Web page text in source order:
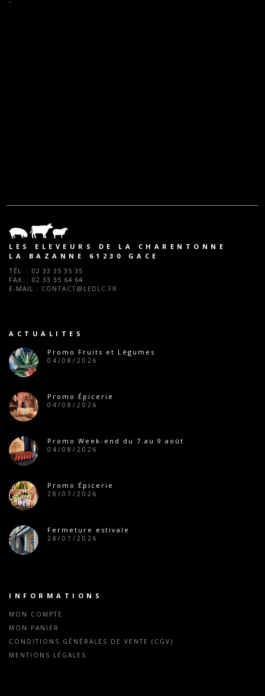
LES ELEVEURS DE LA CHARENTONNE
LA BAZANNE 61230 GACE
TÉL. : 02 33 35 35 35
FAX. : 02 33 35 64 64
E-MAIL : CONTACT@LEDLC.FR
ACTUALITES
Promo Fruits et Légumes
04/08/2026
Promo Épicerie
04/08/2026
Promo Week-end du 7 au 9 août
04/08/2026
Promo Épicerie
28/07/2026
Fermeture estivale
28/07/2026
INFORMATIONS
MON COMPTE
MON PANIER
CONDITIONS GÉNÉRALES DE VENTE (CGV)
MENTIONS LÉGALES